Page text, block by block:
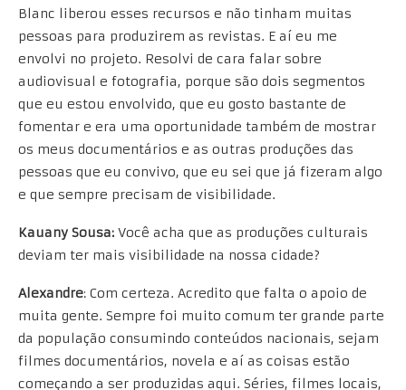
Blanc liberou esses recursos e não tinham muitas
pessoas para produzirem as revistas. E aí eu me
envolvi no projeto. Resolvi de cara falar sobre
audiovisual e fotografia, porque são dois segmentos
que eu estou envolvido, que eu gosto bastante de
fomentar e era uma oportunidade também de mostrar
os meus documentários e as outras produções das
pessoas que eu convivo, que eu sei que já fizeram algo
e que sempre precisam de visibilidade.
Kauany Sousa: Você acha que as produções culturais
deviam ter mais visibilidade na nossa cidade?
Alexandre: Com certeza. Acredito que falta o apoio de
muita gente. Sempre foi muito comum ter grande parte
da população consumindo conteúdos nacionais, sejam
filmes documentários, novela e aí as coisas estão
começando a ser produzidas aqui. Séries, filmes locais,